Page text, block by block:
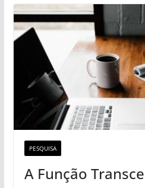
PESQUISA
A Função